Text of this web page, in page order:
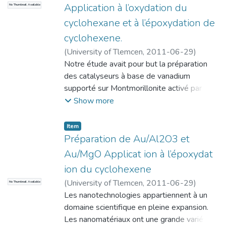
ont été réalisées, il s’avère clair que les
sécrétases+ (α, β, γ) sont les plus ciblés.
Notre travail s’est porté sur la synthèse des
produits visant à inhiber la fonction de la γ
sécrétase.
No Thumbnail Available
Application à l’oxydation du
cyclohexane et à l’époxydation de
cyclohexene.
(University of Tlemcen, 2011-06-29)
Abdelali, Amiri
Notre étude avait pour but la préparation
des catalyseurs à base de vanadium
supporté sur Montmorillonite activé par
acide. Ces matériaux sont caractérisés par
l’oxydation du cyclohexane et l’époxydation
du cyclohexene. L’analyse par UV-vis à
réflexion diffuse du catalyseur V/H-Mont
montre un pic autour 320 nm attribué à
l’espèce du vanadium tétraédrique. La
caractérisation par IR montre la présence
des ponts entre le support et le vanadium
V-O-Al et des liaisons V=O de
configuration pyramidale à base carrée.
Show more
No Thumbnail Available
Item
Préparation de Au/Al2O3 et
Au/MgO Applicat ion à l’époxydat
ion du cyclohexene
(University of Tlemcen, 2011-06-29)
Berrichi, Amina
Les nanotechnologies appartiennent à un
domaine scientifique en pleine expansion.
Les nanomatériaux ont une grande variété